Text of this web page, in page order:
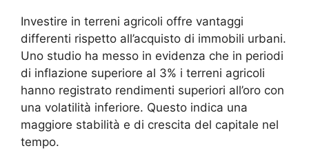
Investire in terreni agricoli offre vantaggi
differenti rispetto all’acquisto di immobili urbani.
Uno studio ha messo in evidenza che in periodi
di inflazione superiore al 3% i terreni agricoli
hanno registrato rendimenti superiori all’oro con
una volatilità inferiore. Questo indica una
maggiore stabilità e di crescita del capitale nel
tempo.